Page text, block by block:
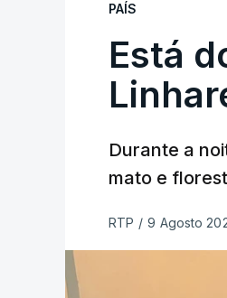
ERRO 100
ERROR
PAÍS
Está
Durante a
mato e
RTP / 9 Agosto